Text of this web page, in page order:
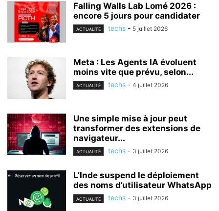
Falling Walls Lab Lomé 2026 :
encore 5 jours pour candidater
ACTUALITÉ techs - 5 juillet 2026
Meta : Les Agents IA évoluent
moins vite que prévu, selon...
ACTUALITÉ techs - 4 juillet 2026
Une simple mise à jour peut
transformer des extensions de
navigateur...
ACTUALITÉ techs - 3 juillet 2026
L’Inde suspend le déploiement
des noms d’utilisateur WhatsApp
ACTUALITÉ techs - 3 juillet 2026